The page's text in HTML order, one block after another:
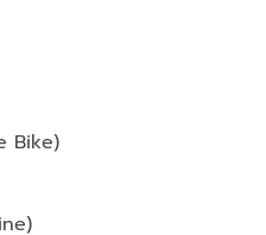
Bike)